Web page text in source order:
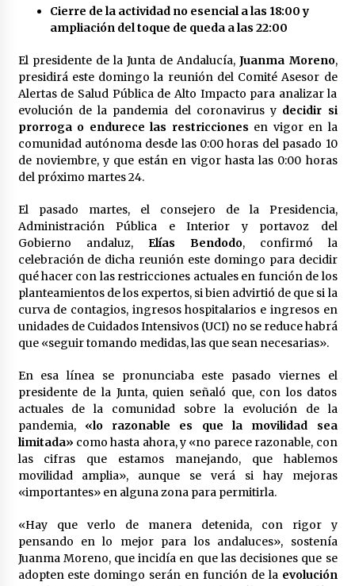
La Cartuja Pickman esquiva su liquidación al
no tener que pagar seis millones de euros a la
Seguridad Social
13 de mayo de 2022
¿Un «insulto» al traje de flamenca?
Semidesnudos, trasparencias y batas de cola
en la Feria de Abril
7 de mayo de 2022
Los farolillos de la Feria de Sevilla se
repondrán cuando desaparezca el riesgo de
4 de mayo de 2022
Muere el cardenal Carlos Amigo Vallejo
27 de abril de 2022
Todos los cortes de tráfico por la Feria de
Sevilla 2022: del jueves 28 de abril al 8 de mayo
26 de abril de 2022
El cultivo casero de marihuana deja sin luz dos
meses a 256 familias en Sevilla
22 de abril de 2022
La Feria de Abril de Sevilla será un 25% más
cara por la crisis mundial
18 de abril de 2022
Cierre de la actividad no esencial a las 18:00 y
ampliación del toque de queda a las 22:00
El presidente de la Junta de Andalucía, Juanma Moreno,
presidirá este domingo la reunión del Comité Asesor de
Alertas de Salud Pública de Alto Impacto para analizar la
evolución de la pandemia del coronavirus y decidir si
prorroga o endurece las restricciones en vigor en la
comunidad autónoma desde las 0:00 horas del pasado 10
de noviembre, y que están en vigor hasta las 0:00 horas
del próximo martes 24.
El pasado martes, el consejero de la Presidencia,
Administración Pública e Interior y portavoz del
Gobierno andaluz,Elías Bendodo, confirmó la
celebración de dicha reunión este domingo para decidir
qué hacer con las restricciones actuales en función de los
planteamientos de los expertos, si bien advirtió de que si la
curva de contagios, ingresos hospitalarios e ingresos en
unidades de Cuidados Intensivos (UCI) no se reduce habrá
que «seguir tomando medidas, las que sean necesarias».
En esa línea se pronunciaba este pasado viernes el
presidente de la Junta, quien señaló que, con los datos
actuales de la comunidad sobre la evolución de la
pandemia, «lo razonable es que la movilidad sea
limitada» como hasta ahora, y «no parece razonable, con
las cifras que estamos manejando, que hablemos
movilidad amplia», aunque se verá si hay mejoras
«importantes» en alguna zona para permitirla.
«Hay que verlo de manera detenida, con rigor y
pensando en lo mejor para los andaluces», sostenía
Juanma Moreno, que incidía en que las decisiones que se
adopten este domingo serán en función de la evolución